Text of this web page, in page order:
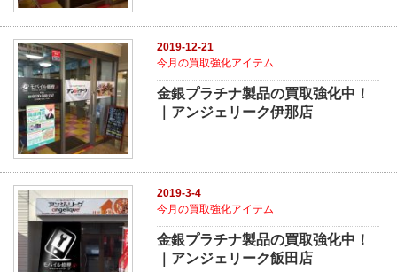
2019-12-21
今月の買取強化アイテム
金銀プラチナ製品の買取強化中！
｜アンジェリーク伊那店
2019-3-4
今月の買取強化アイテム
金銀プラチナ製品の買取強化中！
｜アンジェリーク飯田店